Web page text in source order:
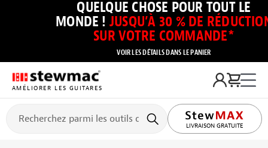
QUELQUE CHOSE POUR TOUT LE
MONDE ! JUSQU’À 30 % DE
SUR VOTRE COMMANDE*
VOIR LES DÉTAILS DANS LE PANIER
AMÉLIORER LES GUITARES
LIVRAISON GRATUITE